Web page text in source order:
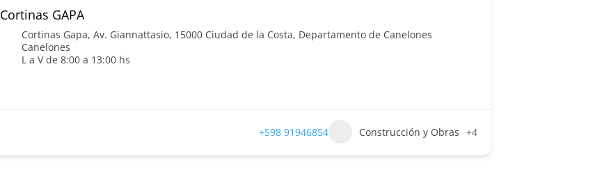
Cortinas GAPA
Cortinas Gapa, Av. Giannattasio, 15000 Ciudad de la Costa, Departamento de Canelones
Canelones
L a V de 8:00 a 13:00 hs
+598 91946854 Construcción y Obras +4